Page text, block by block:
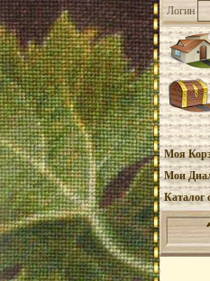
Логин
Моя
Мои
Каталог